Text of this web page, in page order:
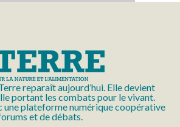
reparaît aujourd’hui. Elle devient
portant les combats pour le vivant.
une plateforme numérique coopérative
et de débats.